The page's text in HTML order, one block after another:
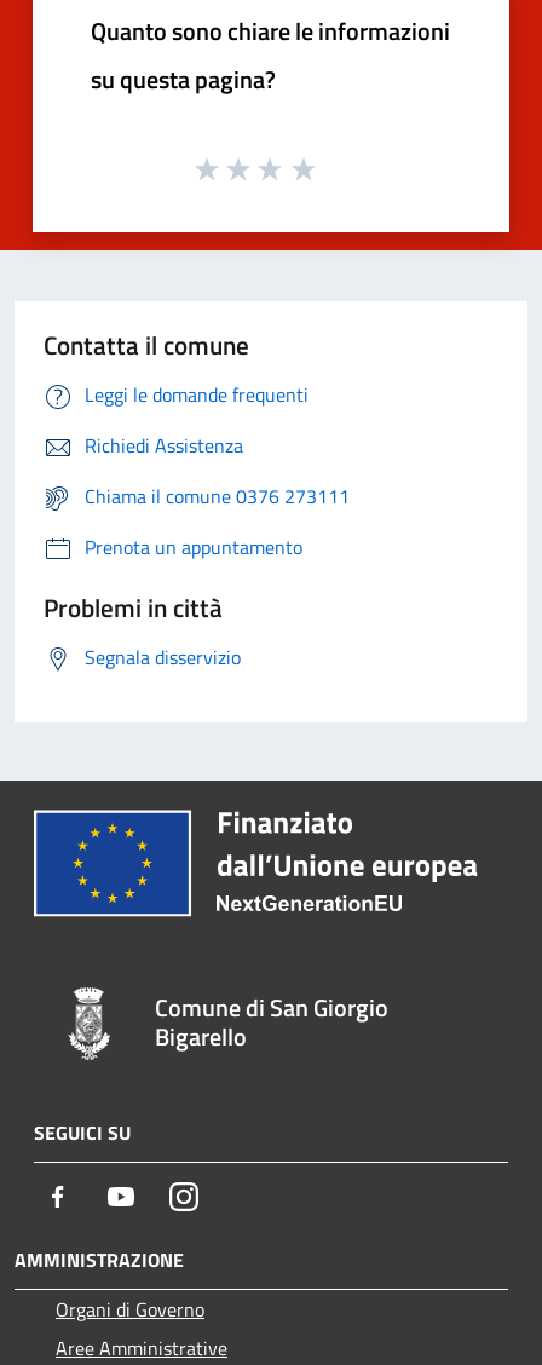
Quanto sono chiare le informazioni
su questa pagina?
Contatta il comune
Leggi le domande frequenti
Richiedi Assistenza
Chiama il comune 0376 273111
Prenota un appuntamento
Problemi in città
Segnala disservizio
Comune di San Giorgio
Bigarello
SEGUICI SU
Facebook YoutubeInstagram
AMMINISTRAZIONE
Organi di Governo
Aree Amministrative